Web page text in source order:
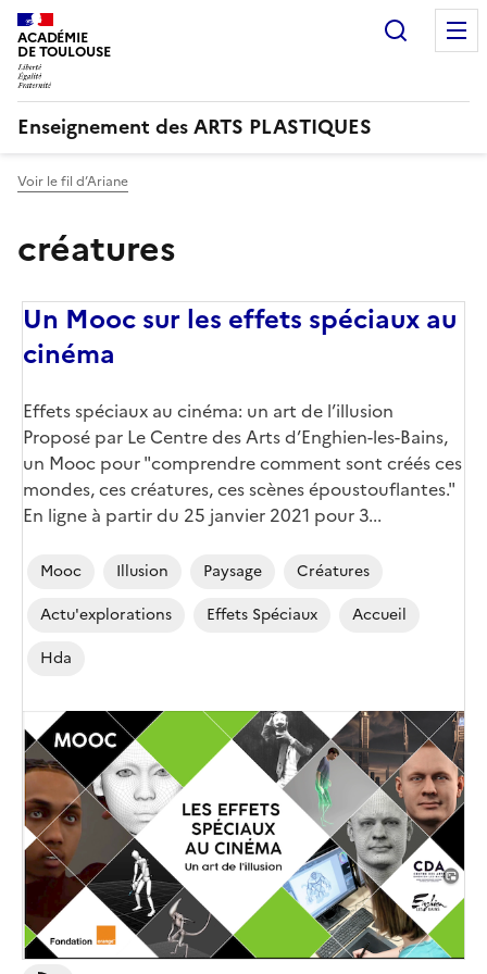
ACADÉMIE
DE TOULOUSE
Enseignement des ARTS PLASTIQUES
Voir le fil d’Ariane
créatures
Un Mooc sur les effets spéciaux au
cinéma
Corps
Effets spéciaux au cinéma: un art de l’illusion
Proposé par Le Centre des Arts d’Enghien-les-Bains,
un Mooc pour "comprendre comment sont créés ces
mondes, ces créatures, ces scènes époustouflantes."
En ligne à partir du 25 janvier 2021 pour 3...
Mooc Illusion Paysage
Créatures
Actu'explorations
Effets Spéciaux
Accueil
Hda
Image
de
couverture
(conseillée)